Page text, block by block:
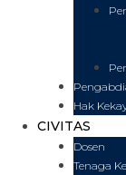
Hak
CIVITAS
Dosen
Tenaga